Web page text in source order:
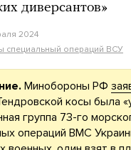
диверсантов»
2024
специальный операций ВСУ
Минобороны РФ
косы была
группа 73-го
операций ВМС